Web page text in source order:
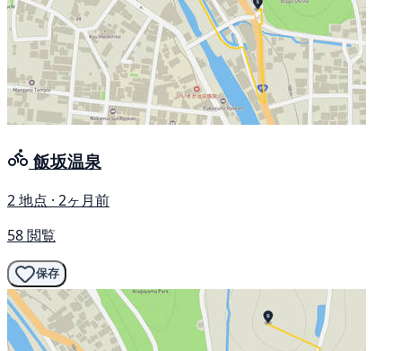
飯坂温泉
2 地点 · 2ヶ月前
58 閲覧
保存